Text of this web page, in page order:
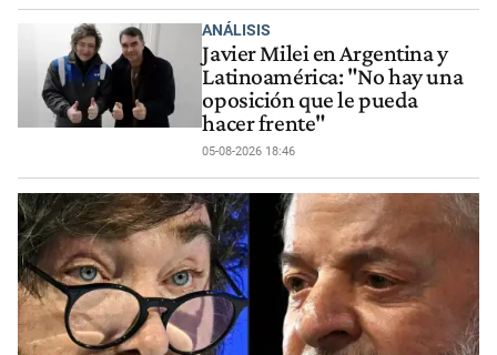
ANÁLISIS
Javier Milei en Argentina y
Latinoamérica: "No hay una
oposición que le pueda
hacer frente"
05-08-2026 18:46